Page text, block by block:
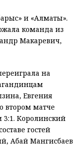
и «Алматы».
команда из
Макаревич,
на
Евгения
втором матче
3:1. Королинский
гостей
Абай Мангисбаев